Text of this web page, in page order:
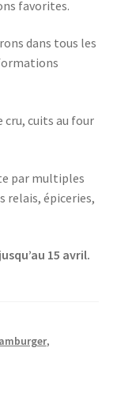
favorites.
dans tous les
cru, cuits au four
par multiples
relais, épiceries,
15 avril.
,